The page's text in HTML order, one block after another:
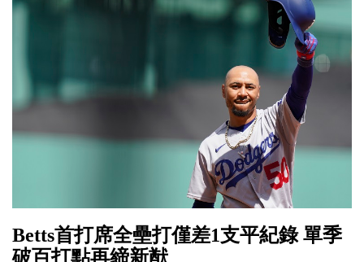
Betts首打席全壘打僅差1支平紀錄 單季
破百打點再締新猷